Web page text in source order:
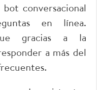
conversacional
en línea.
gracias a la
a más del